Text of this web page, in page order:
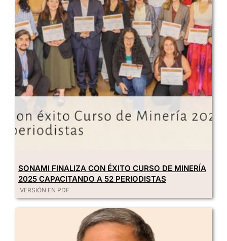
SONAMI FINALIZA CON ÉXITO CURSO DE MINERÍA
2025 CAPACITANDO A 52 PERIODISTAS
VERSIÓN EN PDF